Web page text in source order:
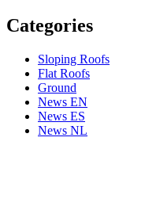
Categories
Sloping Roofs
Flat Roofs
Ground
News EN
News ES
News NL